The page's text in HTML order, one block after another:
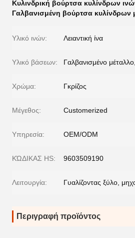
Κυλινδρική βούρτσα κυλίνδρων
Γαλβανισμένη βούρτσα κυλίνδρων
Υλικό ινών: Λειαντική ίνα
Υλικό βάσεων: Γαλβανισμένο
Χρώμα: Γκρίζος
Μέγεθος: Customerized
Υπηρεσία: OEM/ODM
ΚΏΔΙΚΑΣ HS: 9603509190
Λειτουργία: Γυαλίζοντας ξύλο,
Περιγραφή προϊόντος